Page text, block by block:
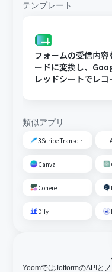
テンプレート
フォームの受信内容
ードに変換し、
レッドシートでレコ
類似アプリ
3Scribe Transcription
Canva
Cohere
Dify
YoomではJotformのAPIと